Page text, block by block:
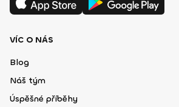
VÍC O NÁS
Blog
Náš tým
Úspěšné příběhy